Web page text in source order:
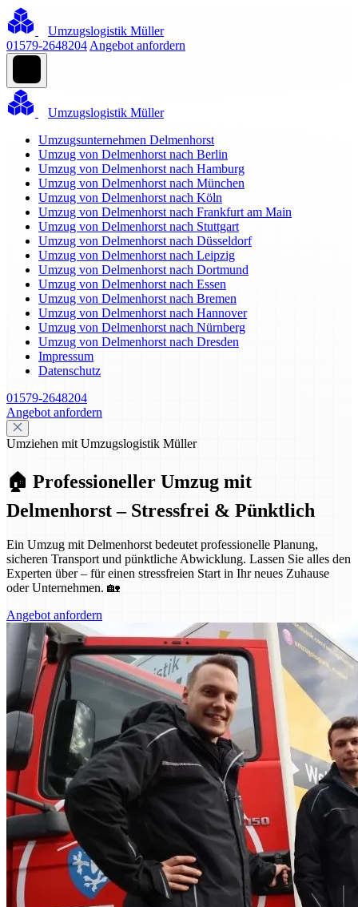
Umzugslogistik Müller
01579-2648204 Angebot anfordern
Umzugslogistik Müller
Umzugsunternehmen Delmenhorst
Umzug von Delmenhorst nach Berlin
Umzug von Delmenhorst nach Hamburg
Umzug von Delmenhorst nach München
Umzug von Delmenhorst nach Köln
Umzug von Delmenhorst nach Frankfurt am Main
Umzug von Delmenhorst nach Stuttgart
Umzug von Delmenhorst nach Düsseldorf
Umzug von Delmenhorst nach Leipzig
Umzug von Delmenhorst nach Dortmund
Umzug von Delmenhorst nach Essen
Umzug von Delmenhorst nach Bremen
Umzug von Delmenhorst nach Hannover
Umzug von Delmenhorst nach Nürnberg
Umzug von Delmenhorst nach Dresden
Impressum
Datenschutz
01579-2648204
Angebot anfordern
Umziehen mit Umzugslogistik Müller
🏠 Professioneller Umzug mit
Delmenhorst – Stressfrei & Pünktlich
Ein Umzug mit Delmenhorst bedeutet professionelle Planung,
sicheren Transport und pünktliche Abwicklung. Lassen Sie alles den
Experten über – für einen stressfreien Start in Ihr neues Zuhause
oder Unternehmen. 🏡
Angebot anfordern